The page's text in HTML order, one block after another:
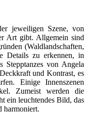
jeweiligen Szene, von
Art gibt. Allgemein sind
(Waldlandschaften,
Details zu erkennen, in
Stepptanzes von Angela
und Kontrast, es
Einige Innenszenen
Zumeist werden die
ein leuchtendes Bild, das
harmoniert.